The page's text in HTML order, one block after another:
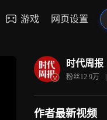
游戏 网页设置
时代周报
粉丝12.9万 |
作者最新视频